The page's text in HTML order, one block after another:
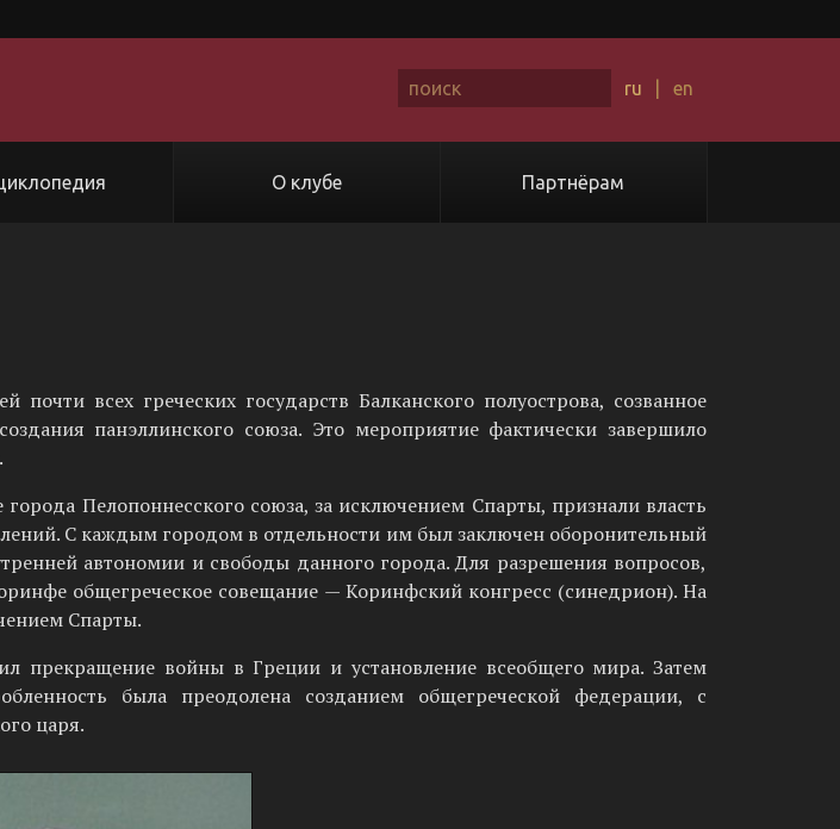
ru en
О клубе Партнёрам
всех греческих государств Балканского полуострова, созванное
панэллинского союза. Это мероприятие фактически завершило
Пелопоннесского союза, за исключением Спарты, признали власть
С каждым городом в отдельности им был заключен оборонительный
автономии и свободы данного города. Для разрешения вопро­сов,
общегреческое совещание — Коринфский конгресс (синедрион). На
Спарты.
прекращение войны в Греции и установление всеоб­щего мира. Затем
была преодолена созданием общегреческой федерации, с
царя.